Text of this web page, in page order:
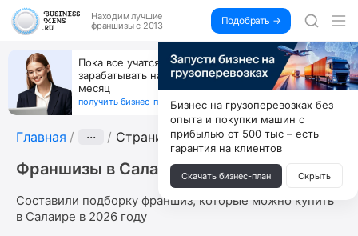
Находим лучшие
франшизы с 2013
Подобрать →
Пока все учатся пользоваться ИИ, вы можете
зарабатывать на их обучении по 500 тыс. каждый
месяц
получить бизнес-план ↓
Главная ··· Страница 4
Франшизы в Салаире
Составили подборку франшиз, которые можно купить
в Салаире в 2026 году
Бизнес на грузоперевозках без
опыта и покупки машин с
прибылью от 500 тыс – есть
гарантия на клиентов
Скачать бизнес-план Скрыть